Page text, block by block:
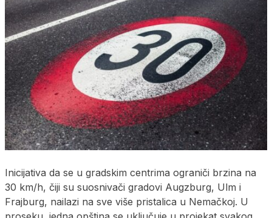
Inicijativa da se u gradskim centrima ograniči brzina na
30 km/h, čiji su suosnivači gradovi Augzburg, Ulm i
Frajburg, nailazi na sve više pristalica u Nemačkoj. U